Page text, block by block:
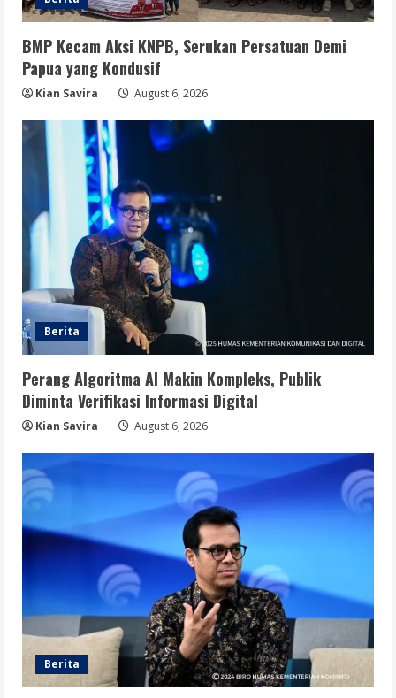
BMP Kecam Aksi KNPB, Serukan Persatuan Demi
Papua yang Kondusif
Kian Savira August 6, 2026
Berita
Perang Algoritma AI Makin Kompleks, Publik
Diminta Verifikasi Informasi Digital
Kian Savira August 6, 2026
Berita